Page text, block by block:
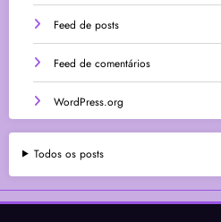
Feed de posts
Feed de comentários
WordPress.org
Todos os posts